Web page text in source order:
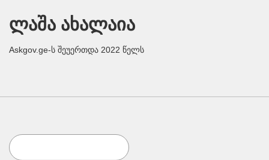
ლაშა ახალაია
Askgov.ge-ს შეუერთდა 2022 წელს